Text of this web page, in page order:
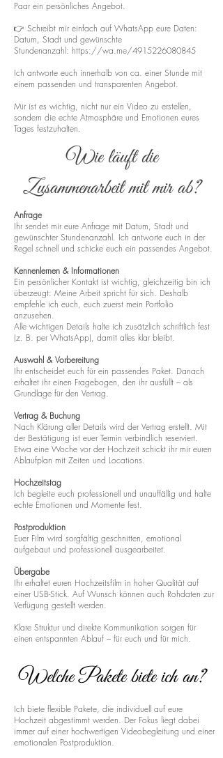
Paar ein persönliches Angebot.
👉 Schreibt mir einfach auf WhatsApp eure Daten:
Datum, Stadt und gewünschte
Stundenanzahl: https://wa.me/4915226080845
Ich antworte euch innerhalb von ca. einer Stunde mit
einem passenden und transparenten Angebot.
Mir ist es wichtig, nicht nur ein Video zu erstellen,
sondern die echte Atmosphäre und Emotionen eures
Tages festzuhalten.
Wie läuft die
Zusammenarbeit mit mir ab?
Anfrage
Ihr sendet mir eure Anfrage mit Datum, Stadt und
gewünschter Stundenanzahl. Ich antworte euch in der
Regel schnell und schicke euch ein passendes Angebot.
Kennenlernen & Informationen
Ein persönlicher Kontakt ist wichtig, gleichzeitig bin ich
überzeugt: Meine Arbeit spricht für sich. Deshalb
empfehle ich euch, euch zuerst mein Portfolio
anzusehen.
Alle wichtigen Details halte ich zusätzlich schriftlich fest
(z. B. per WhatsApp), damit alles klar bleibt.
Auswahl & Vorbereitung
Ihr entscheidet euch für ein passendes Paket. Danach
erhaltet ihr einen Fragebogen, den ihr ausfüllt – als
Grundlage für den Vertrag.
Vertrag & Buchung
Nach Klärung aller Details wird der Vertrag erstellt. Mit
der Bestätigung ist euer Termin verbindlich reserviert.
Etwa eine Woche vor der Hochzeit schickt ihr mir euren
Ablaufplan mit Zeiten und Locations.
Hochzeitstag
Ich begleite euch professionell und unauffällig und halte
echte Emotionen und Momente fest.
Postproduktion
Euer Film wird sorgfältig geschnitten, emotional
aufgebaut und professionell ausgearbeitet.
Übergabe
Ihr erhaltet euren Hochzeitsfilm in hoher Qualität auf
einer USB-Stick. Auf Wunsch können auch Rohdaten zur
Verfügung gestellt werden.
Klare Struktur und direkte Kommunikation sorgen für
einen entspannten Ablauf – für euch und für mich.
Welche Pakete biete ich an?
Ich biete flexible Pakete, die individuell auf eure
Hochzeit abgestimmt werden. Der Fokus liegt dabei
immer auf einer hochwertigen Videobegleitung und einer
emotionalen Postproduktion.